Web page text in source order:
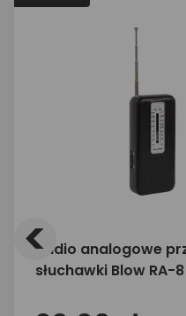
Radio analogowe
słuchawki Blow RA-
<